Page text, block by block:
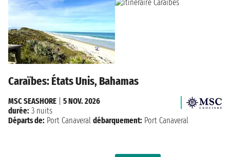
Caraïbes: États Unis, Bahamas
MSC SEASHORE
5 NOV. 2026
durée: 3 nuits
Départs de: Port Canaveral débarquement: Port Canaveral